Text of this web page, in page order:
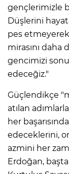
gençlerimizle
Düşlerini
pes
mirasını
gencimizi
edeceğiz."
Güçlendikçe
atılan
her
edeceklerini,
azmini her
Erdoğan,